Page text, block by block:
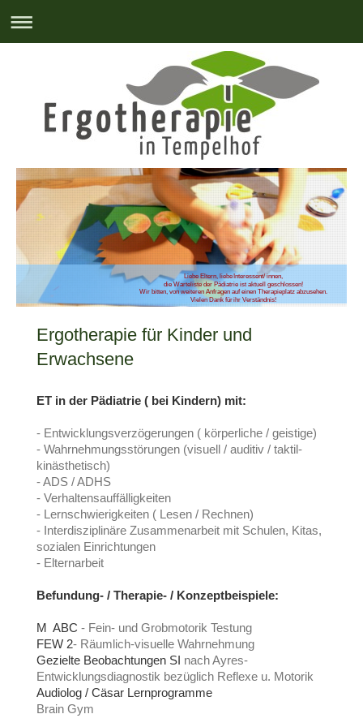
Liebe Eltern, liebe Interessent/ innen,
die Warteliste der Pädiatrie ist aktuell geschlossen!
Wir bitten, von weiteren Anfragen auf einen Therapieplatz abzusehen.
Vielen Dank für ihr Verständnis!
Ergotherapie für Kinder und
Erwachsene
ET in der Pädiatrie ( bei Kindern) mit:
- Entwicklungsverzögerungen ( körperliche / geistige)
- Wahrnehmungsstörungen (visuell / auditiv / taktil-
kinästhetisch)
- ADS / ADHS
- Verhaltensauffälligkeiten
- Lernschwierigkeiten ( Lesen / Rechnen)
- Interdisziplinäre Zusammenarbeit mit Schulen, Kitas,
sozialen Einrichtungen
- Elternarbeit
Befundung- / Therapie- / Konzeptbeispiele:
M ABC - Fein- und Grobmotorik Testung
FEW 2- Räumlich-visuelle Wahrnehmung
Gezielte Beobachtungen SI nach Ayres-
Entwicklungsdiagnostik bezüglich Reflexe u. Motorik
Audiolog / Cäsar Lernprogramme
Brain Gym